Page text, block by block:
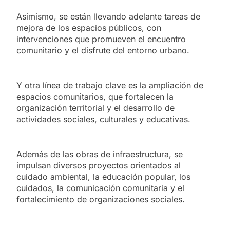
Asimismo, se están llevando adelante tareas de
mejora de los espacios públicos, con
intervenciones que promueven el encuentro
comunitario y el disfrute del entorno urbano.
Y otra línea de trabajo clave es la ampliación de
espacios comunitarios, que fortalecen la
organización territorial y el desarrollo de
actividades sociales, culturales y educativas.
Además de las obras de infraestructura, se
impulsan diversos proyectos orientados al
cuidado ambiental, la educación popular, los
cuidados, la comunicación comunitaria y el
fortalecimiento de organizaciones sociales.